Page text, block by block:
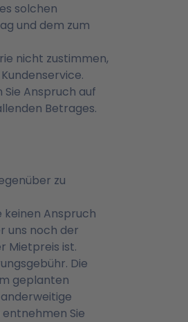
solchen
und dem zum
nicht zustimmen,
Anspruch auf
Betrages.
zu
Anspruch
uns noch der
Mietpreis ist.
Die
geplanten
Sie